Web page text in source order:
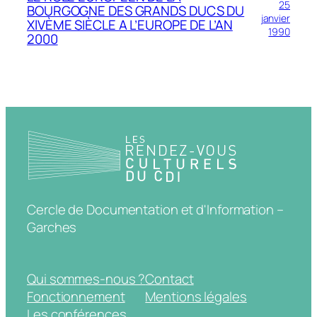
BOURGOGNE DES GRANDS DUCS DU
XlVÈME SIÈCLE A L’EUROPE DE L’AN
2000
25
janvier
1990
Cercle de Documentation et d'Information –
Garches
Qui sommes-nous ?
Fonctionnement
Contact
Mentions légales